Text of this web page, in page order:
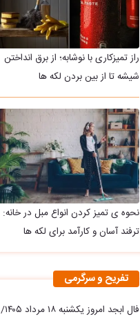
راز تمیزکاری با نوشابه؛ از برق انداختن
شیشه تا از بین بردن لکه ها
نحوه ی تمیز کردن انواع مبل در خانه:
ترفند آسان و کارآمد برای لکه ها
تفریح و سرگرمی
فال ابجد امروز یکشنبه ۱۸ مرداد ۱۴۰۵/